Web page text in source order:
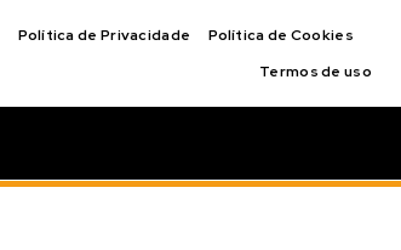
Política de Privacidade
Política de Cookies
Termos de uso